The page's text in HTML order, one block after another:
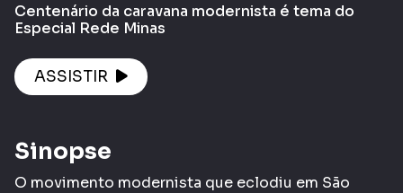
Centenário da caravana modernista é tema do
Especial Rede Minas
ASSISTIR
Sinopse
O movimento modernista que eclodiu em São